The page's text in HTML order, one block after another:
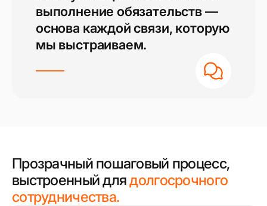
выполнение обязательств —
основа каждой связи, которую
мы выстраиваем.
Прозрачный пошаговый процесс,
выстроенный длядолгосрочного
сотрудничества.